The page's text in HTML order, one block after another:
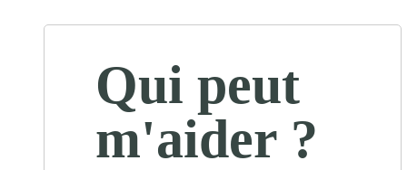
Qui peut
m'aider ?